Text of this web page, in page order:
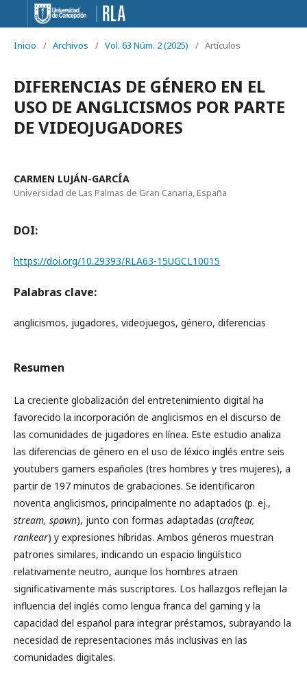
Inicio / Archivos / Vol. 63 Núm. 2 (2025) / Artículos
DIFERENCIAS DE GÉNERO EN EL
USO DE ANGLICISMOS POR PARTE
DE VIDEOJUGADORES
CARMEN LUJÁN-GARCÍA
Universidad de Las Palmas de Gran Canaria, España
DOI:
https://doi.org/10.29393/RLA63-15UGCL10015
Palabras clave:
anglicismos, jugadores, videojuegos, género, diferencias
Resumen
La creciente globalización del entretenimiento digital ha
favorecido la incorporación de anglicismos en el discurso de
las comunidades de jugadores en línea. Este estudio analiza
las diferencias de género en el uso de léxico inglés entre seis
youtubers gamers españoles (tres hombres y tres mujeres), a
partir de 197 minutos de grabaciones. Se identificaron
noventa anglicismos, principalmente no adaptados (p. ej.,
stream, spawn), junto con formas adaptadas (craftear,
rankear) y expresiones híbridas. Ambos géneros muestran
patrones similares, indicando un espacio lingüístico
relativamente neutro, aunque los hombres atraen
significativamente más suscriptores. Los hallazgos reflejan la
influencia del inglés como lengua franca del gaming y la
capacidad del español para integrar préstamos, subrayando la
necesidad de representaciones más inclusivas en las
comunidades digitales.